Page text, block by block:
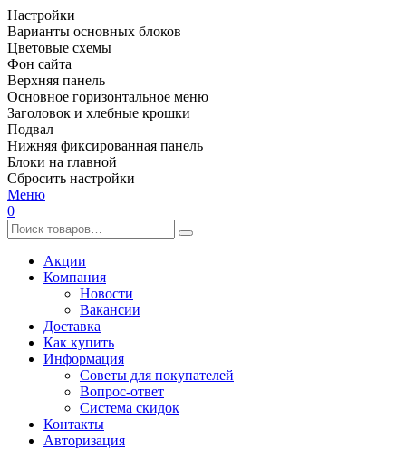
Настройки
Варианты основных блоков
Цветовые схемы
Фон сайта
Верхняя панель
Основное горизонтальное меню
Заголовок и хлебные крошки
Подвал
Нижняя фиксированная панель
Блоки на главной
Сбросить настройки
Меню
0
Акции
Компания
Новости
Вакансии
Доставка
Как купить
Информация
Советы для покупателей
Вопрос-ответ
Система скидок
Контакты
Авторизация